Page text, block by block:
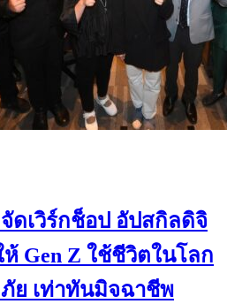
ดเวิร์กช็อป อัปสกิลดิจิ
Gen Z ใช้ชีวิตในโลก
ย เท่าทันมิจฉาชีพ